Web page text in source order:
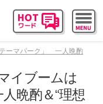
テーマパーク」 一人晩酌
イブームは
晩酌＆“理想